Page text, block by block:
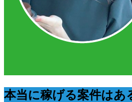
本当に稼げる案件はあ